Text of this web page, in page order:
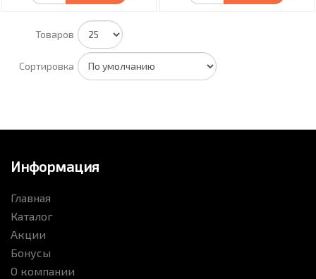
Товаров
Сортировка
Информация
Главная
Каталог
Акции
Бонусы
О компании